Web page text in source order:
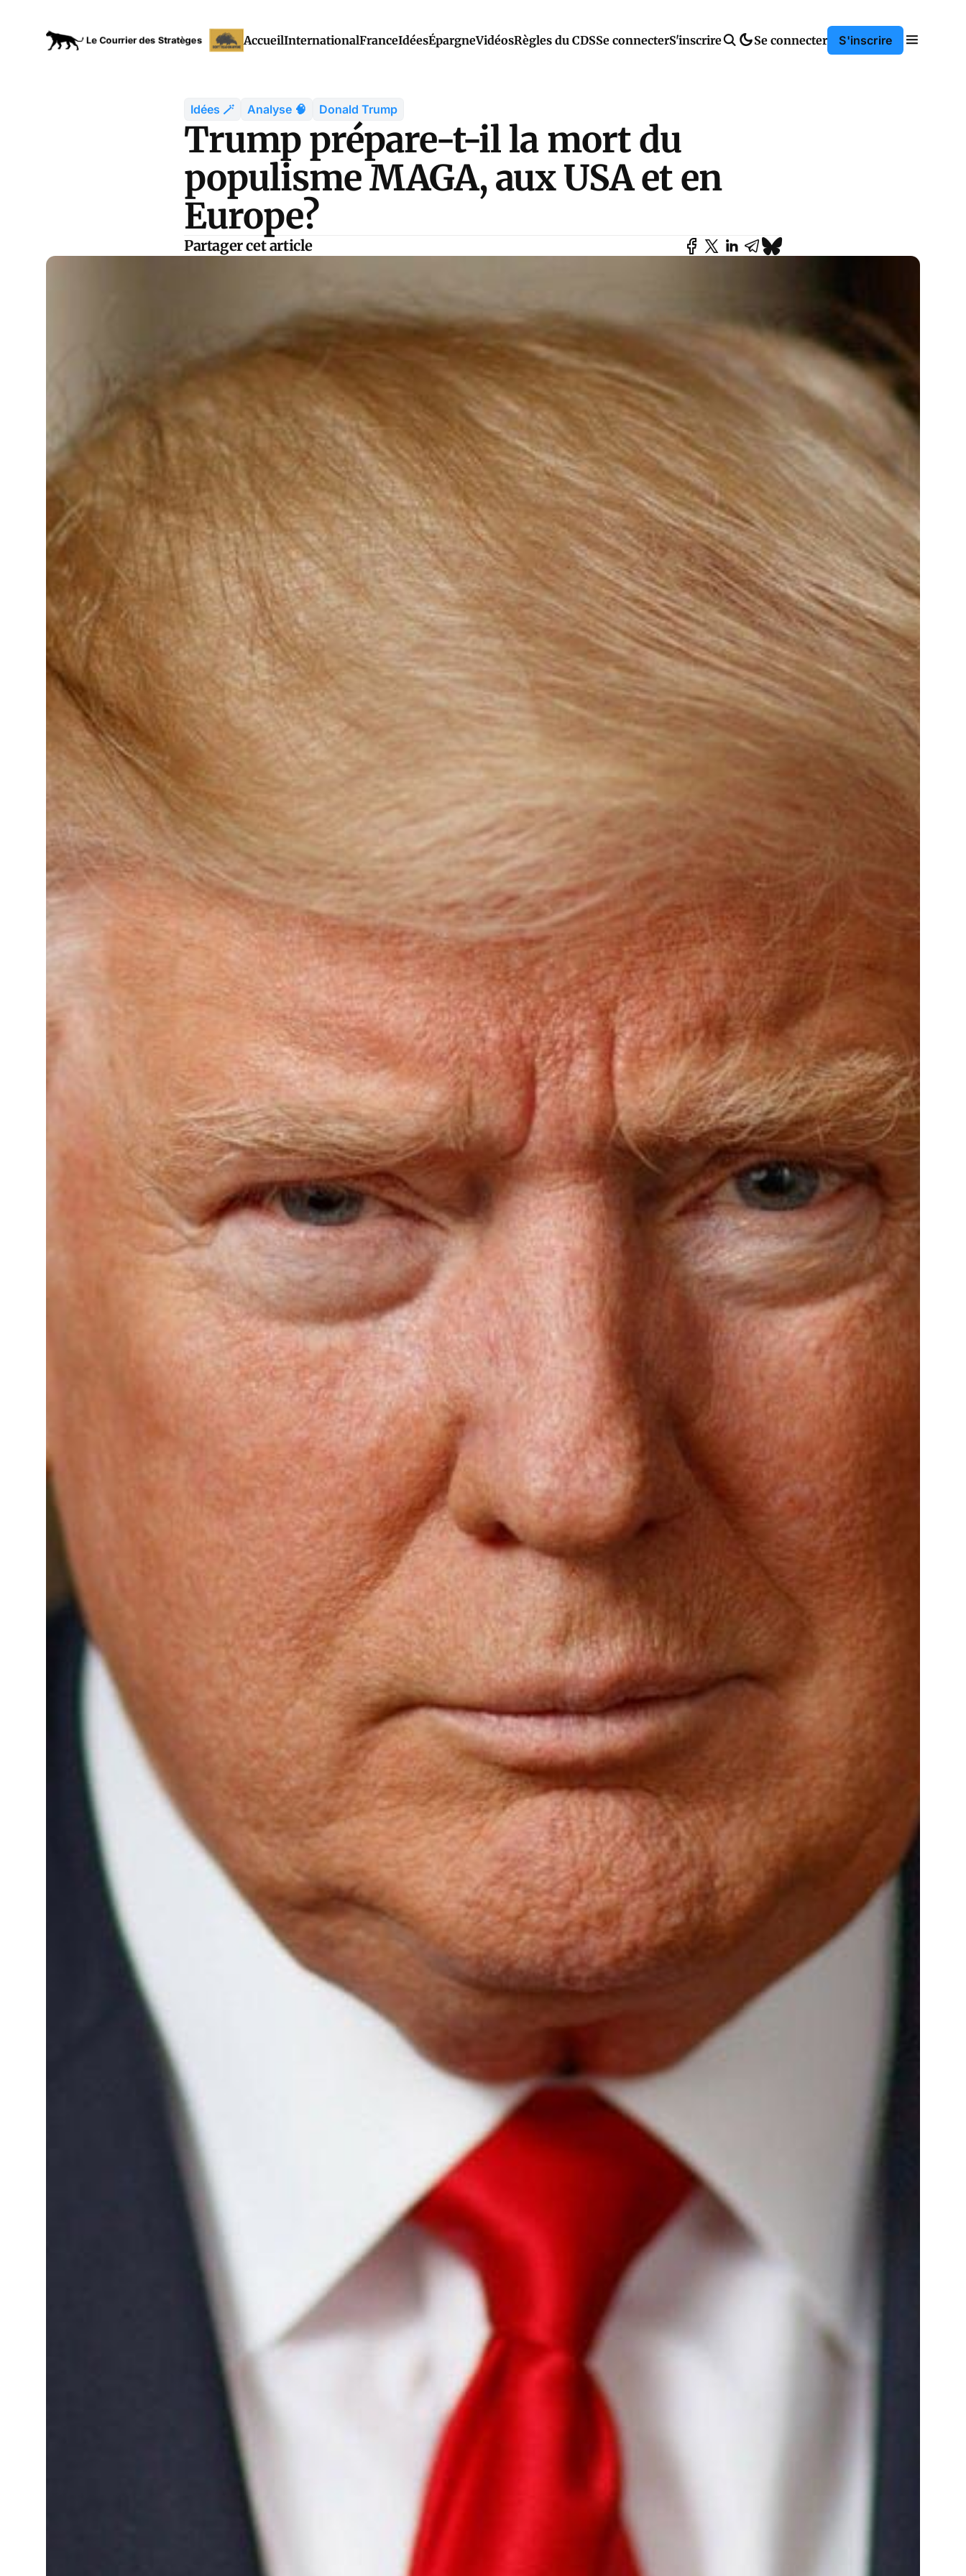
AccueilInternationalFranceIdéesÉpargneVidéosRègles du CDSSe connecterS'inscrire Se connecter S'inscrire
Idées 🪄 Analyse 🧠 Donald Trump
Trump prépare-t-il la mort du
populisme MAGA, aux USA et en
Europe?
Partager cet article